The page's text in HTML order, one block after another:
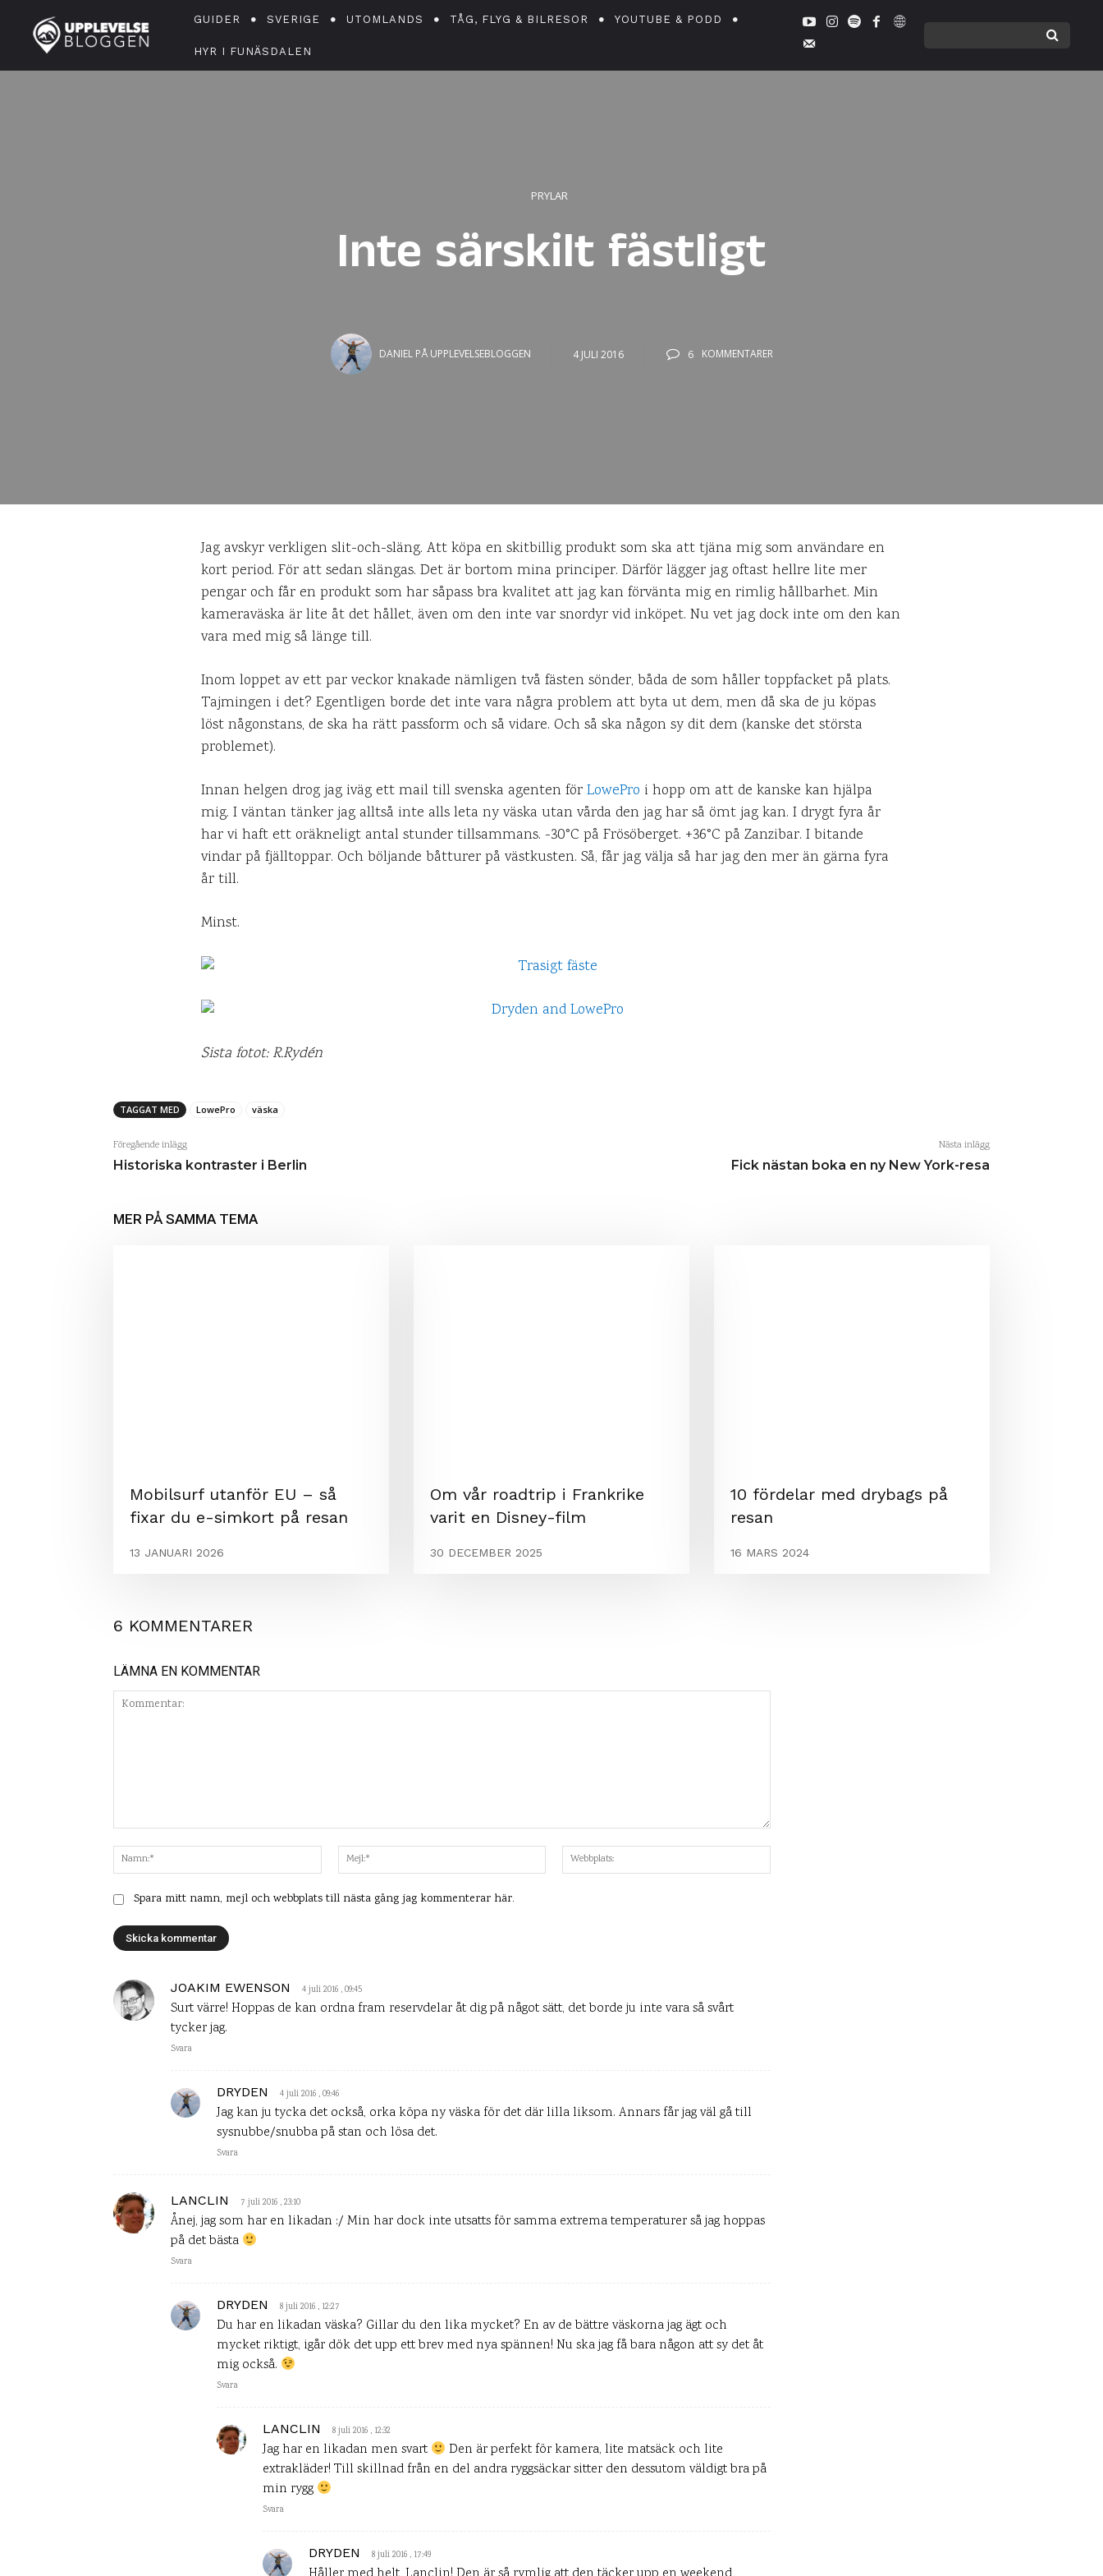
GUIDER SVERIGE UTOMLANDS TÅG, FLYG & BILRESOR YOUTUBE & PODD
HYR I FUNÄSDALEN
PRYLAR
Inte särskilt fästligt
DANIEL PÅ UPPLEVELSEBLOGGEN 4 JULI 2016 6 KOMMENTARER
Jag avskyr verkligen slit-och-släng. Att köpa en skitbillig produkt som ska att tjäna mig som användare en
kort period. För att sedan slängas. Det är bortom mina principer. Därför lägger jag oftast hellre lite mer
pengar och får en produkt som har såpass bra kvalitet att jag kan förvänta mig en rimlig hållbarhet. Min
kameraväska är lite åt det hållet, även om den inte var snordyr vid inköpet. Nu vet jag dock inte om den kan
vara med mig så länge till.
Inom loppet av ett par veckor knakade nämligen två fästen sönder, båda de som håller toppfacket på plats.
Tajmingen i det? Egentligen borde det inte vara några problem att byta ut dem, men då ska de ju köpas
löst någonstans, de ska ha rätt passform och så vidare. Och så ska någon sy dit dem (kanske det största
problemet).
Innan helgen drog jag iväg ett mail till svenska agenten förLowePro i hopp om att de kanske kan hjälpa
mig. I väntan tänker jag alltså inte alls leta ny väska utan vårda den jag har så ömt jag kan. I drygt fyra år
har vi haft ett oräkneligt antal stunder tillsammans. -30°C på Frösöberget. +36°C på Zanzibar. I bitande
vindar på fjälltoppar. Och böljande båtturer på västkusten. Så, får jag välja så har jag den mer än gärna fyra
år till.
Minst.
Sista fotot: R.Rydén
TAGGAT MED LowePro väska
Föregående inlägg
Historiska kontraster i Berlin
Nästa inlägg
Fick nästan boka en ny New York-resa
MER PÅ SAMMA TEMA
Mobilsurf utanför EU – så
fixar du e-simkort på resan
13 JANUARI 2026
Om vår roadtrip i Frankrike
varit en Disney-film
30 DECEMBER 2025
10 fördelar med drybags på
resan
16 MARS 2024
6 KOMMENTARER
JOAKIM EWENSON 4 juli 2016 , 09:45
Surt värre! Hoppas de kan ordna fram reservdelar åt dig på något sätt, det borde ju inte vara så svårt
tycker jag.
Svara
DRYDEN 4 juli 2016 , 09:46
Jag kan ju tycka det också, orka köpa ny väska för det där lilla liksom. Annars får jag väl gå till
sysnubbe/snubba på stan och lösa det.
Svara
LANCLIN 7 juli 2016 , 23:10
Ånej, jag som har en likadan :/ Min har dock inte utsatts för samma extrema temperaturer så jag hoppas
på det bästa
Svara
DRYDEN 8 juli 2016 , 12:27
Du har en likadan väska? Gillar du den lika mycket? En av de bättre väskorna jag ägt och
mycket riktigt, igår dök det upp ett brev med nya spännen! Nu ska jag få bara någon att sy det åt
mig också.
Svara
LANCLIN 8 juli 2016 , 12:32
Jag har en likadan men svart
Den är perfekt för kamera, lite matsäck och lite
extrakläder! Till skillnad från en del andra ryggsäckar sitter den dessutom väldigt bra på
min rygg
Svara
DRYDEN 8 juli 2016 , 17:49
LÄMNA EN KOMMENTAR
Namn:*
Mejl:*
Spara mitt namn, mejl och webbplats till nästa gång jag kommenterar här.